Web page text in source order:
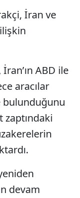
İran ve
ABD ile
aracılar
bulunduğunu
zaptındaki
devam